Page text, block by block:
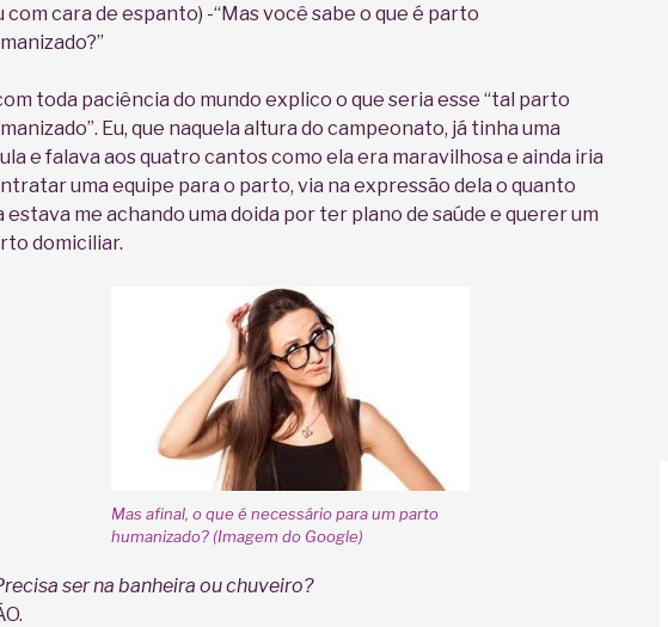
com cara de espanto) -“Mas você sabe o que é parto
toda paciência do mundo explico o que seria esse “tal parto
Eu, que naquela altura do campeonato, já tinha uma
e falava aos quatro cantos como ela era maravilhosa e ainda iria
uma equipe para o parto, via na expressão dela o quanto
estava me achando uma doida por ter plano de saúde e querer um
domiciliar.
Mas afinal, o que é necessário para um parto
humanizado? (Imagem do Google)
ser na banheira ou chuveiro?